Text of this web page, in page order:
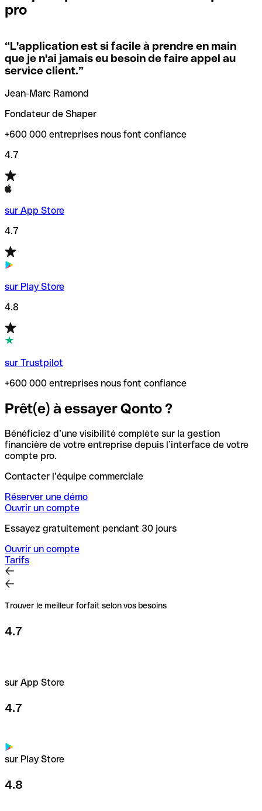
locales.
Si vous n'êtes pas sûr du code SWIFT que vous devriez
utiliser, nous avons développé un outil de recherche de
codes SWIFT par nom de banque.
vérification/recherche de codes SWIFT. Ainsi, vous pouvez
trouver et vérifier vos codes SWIFT avant de réaliser vos
transferts d’argent.
pro
“L'application est si facile à prendre en main
que je n'ai jamais eu besoin de faire appel au
service client.”
Jean-Marc Ramond
Fondateur de Shaper
+600 000 entreprises nous font confiance
4.7
sur App Store
4.7
sur Play Store
4.8
sur Trustpilot
+600 000 entreprises nous font confiance
Prêt(e) à essayer Qonto ?
Bénéficiez d’une visibilité complète sur la gestion
financière de votre entreprise depuis l’interface de votre
compte pro.
Contacter l’équipe commerciale
Réserver une démo
Ouvrir un compte
Essayez gratuitement pendant 30 jours
Ouvrir un compte
Tarifs
Trouver le meilleur forfait selon vos besoins
4.7
sur App Store
4.7
sur Play Store
4.8